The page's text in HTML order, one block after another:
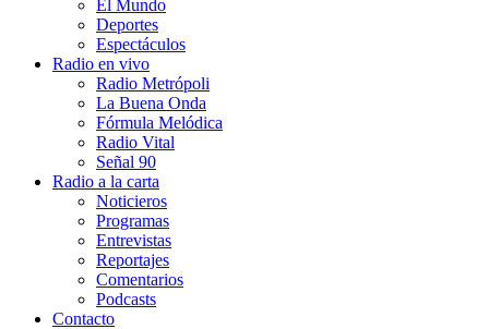
El Mundo
Deportes
Espectáculos
Radio en vivo
Radio Metrópoli
La Buena Onda
Fórmula Melódica
Radio Vital
Señal 90
Radio a la carta
Noticieros
Programas
Entrevistas
Reportajes
Comentarios
Podcasts
Contacto